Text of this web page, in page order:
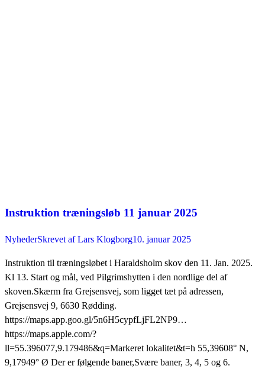
Instruktion træningsløb 11 januar 2025
NyhederSkrevet afLars Klogborg10. januar 2025
Instruktion til træningsløbet i Haraldsholm skov den 11. Jan. 2025.
Kl 13. Start og mål, ved Pilgrimshytten i den nordlige del af
skoven.Skærm fra Grejsensvej, som ligget tæt på adressen,
Grejsensvej 9, 6630 Rødding.
https://maps.app.goo.gl/5n6H5cypfLjFL2NP9…
https://maps.apple.com/?
ll=55.396077,9.179486&q=Markeret lokalitet&t=h 55,39608° N,
9,17949° Ø Der er følgende baner,Svære baner, 3, 4, 5 og 6.